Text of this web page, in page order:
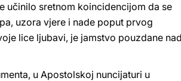
učinilo sretnom koincidencijom da se
uzora vjere i nade poput prvog
lice ljubavi, je jamstvo pouzdane
u Apostolskoj nuncijaturi u